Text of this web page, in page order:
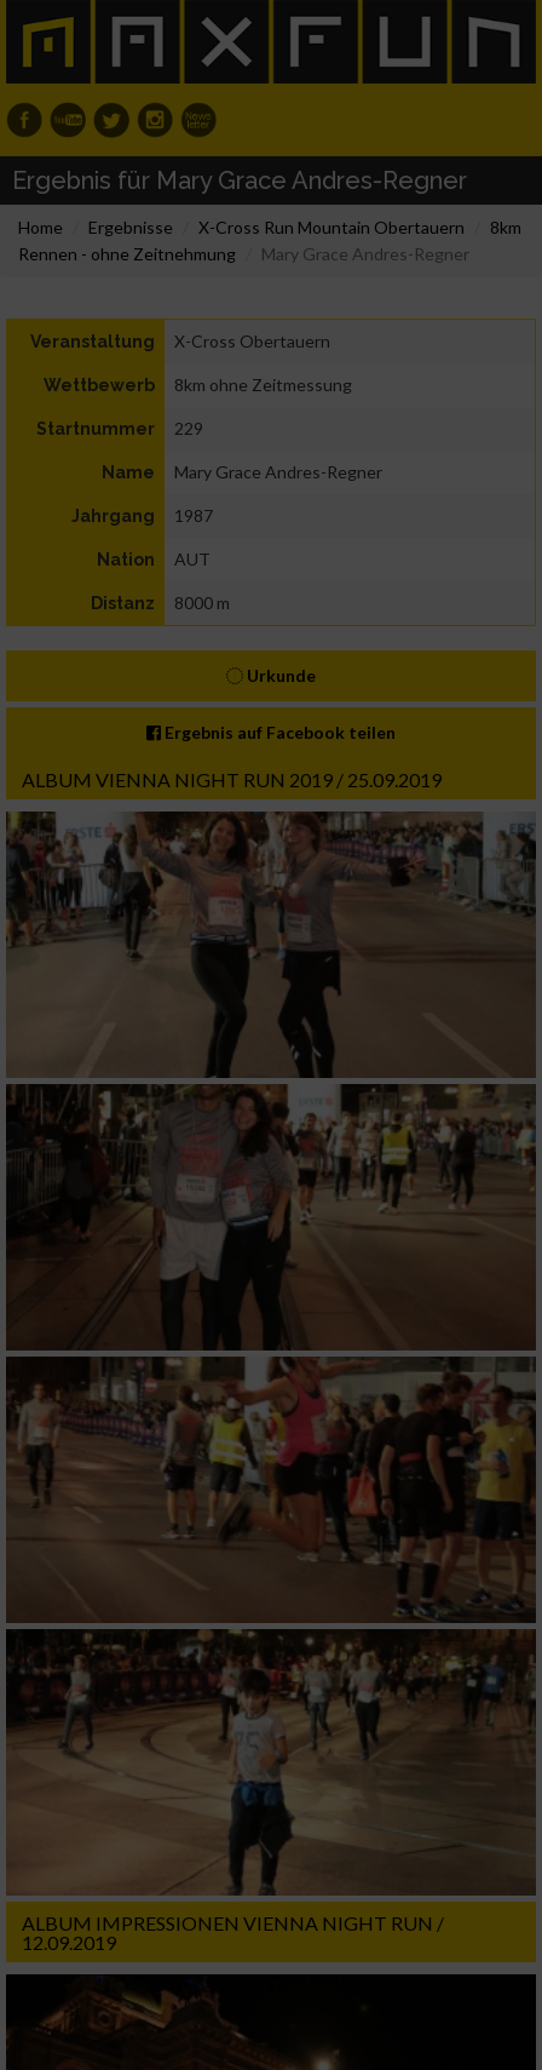
Ergebnis für Mary Grace Andres-Regner
Home Ergebnisse X-Cross Run Mountain Obertauern
8km
Rennen - ohne Zeitnehmung
Mary Grace Andres-Regner
Veranstaltung X-Cross Obertauern
Wettbewerb 8km ohne Zeitmessung
Startnummer 229
Name Mary Grace Andres-Regner
Jahrgang 1987
Nation AUT
Distanz 8000 m
Urkunde
Ergebnis auf Facebook teilen
ALBUM VIENNA NIGHT RUN 2019 / 25.09.2019
ALBUM IMPRESSIONEN VIENNA NIGHT RUN /
12.09.2019